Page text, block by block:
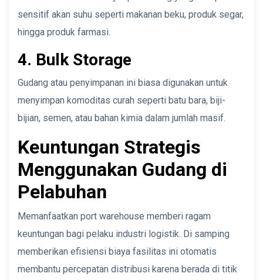
sensitif akan suhu seperti makanan beku, produk segar,
hingga produk farmasi.
4. Bulk Storage
Gudang atau penyimpanan ini biasa digunakan untuk
menyimpan komoditas curah seperti batu bara, biji-
bijian, semen, atau bahan kimia dalam jumlah masif.
Keuntungan Strategis
Menggunakan Gudang di
Pelabuhan
Memanfaatkan port warehouse memberi ragam
keuntungan bagi pelaku industri logistik. Di samping
memberikan efisiensi biaya fasilitas ini otomatis
membantu percepatan distribusi karena berada di titik